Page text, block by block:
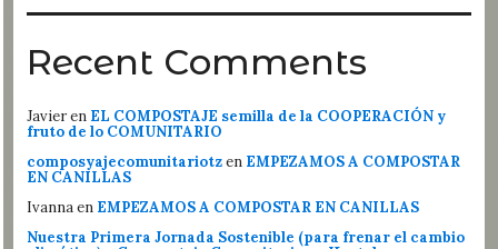
Recent Comments
Javieren EL COMPOSTAJE semilla de la COOPERACIÓN y
fruto de lo COMUNITARIO
composyajecomunitariotzen EMPEZAMOS A COMPOSTAR
EN CANILLAS
Ivannaen EMPEZAMOS A COMPOSTAR EN CANILLAS
Nuestra Primera Jornada Sostenible (para frenar el cambio